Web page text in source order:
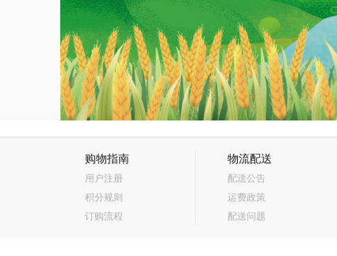
购物指南
用户注册
积分规则
订购流程
物流配送
配送公告
运费政策
配送问题